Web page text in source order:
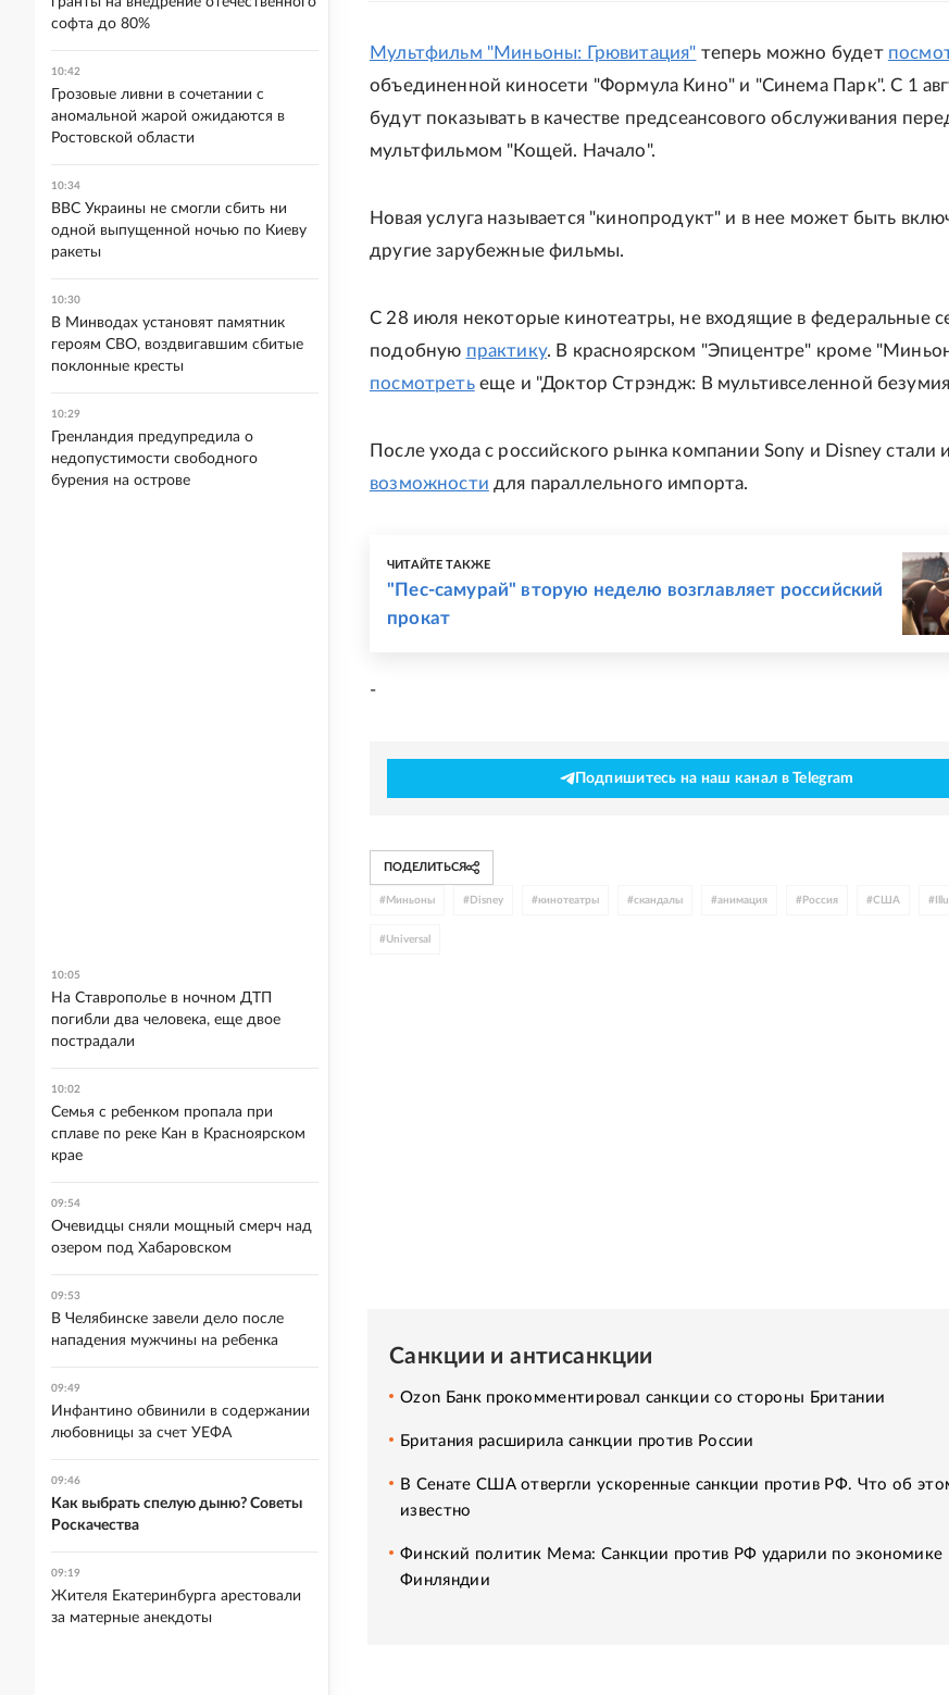
Мультфильм "Миньоны: Грювитация" теперь можно будет
объединенной киносети "Формула Кино" и "Синема Парк". С 1
будут показывать в качестве предсеансового обслуживания
мультфильмом "Кощей. Начало".
Новая услуга называется "кинопродукт" и в нее может быть
другие зарубежные фильмы.
С 28 июля некоторые кинотеатры, не входящие в федеральные
подобную практику. В красноярском "Эпицентре" кроме
посмотретьеще и "Доктор Стрэндж: В мультивселенной
После ухода с российского рынка компании Sony и Disney стали
возможности для параллельного импорта.
ЧИТАЙТЕ ТАКЖЕ
"Пес-самурай" вторую неделю возглавляет российский
прокат
-
Подпишитесь на наш канал в Telegram
ПОДЕЛИТЬСЯ
# Миньоны # Disney #кинотеатры #скандалы #анимация # Россия #США #
# Universal
Санкции и антисанкции
Ozon Банк прокомментировал санкции со стороны Британии
Британия расширила санкции против России
В Сенате США отвергли ускоренные санкции против РФ. Что об
известно
Финский политик Мема: Санкции против РФ ударили по экономике
Финляндии
софта до 80%
10:42
Грозовые ливни в сочетании с
аномальной жарой ожидаются в
Ростовской области
10:34
ВВС Украины не смогли сбить ни
одной выпущенной ночью по Киеву
ракеты
10:30
В Минводах установят памятник
героям СВО, воздвигавшим сбитые
поклонные кресты
10:29
Гренландия предупредила о
недопустимости свободного
бурения на острове
10:05
На Ставрополье в ночном ДТП
погибли два человека, еще двое
пострадали
10:02
Семья с ребенком пропала при
сплаве по реке Кан в Красноярском
крае
09:54
Очевидцы сняли мощный смерч над
озером под Хабаровском
09:53
В Челябинске завели дело после
нападения мужчины на ребенка
09:49
Инфантино обвинили в содержании
любовницы за счет УЕФА
09:46
Как выбрать спелую дыню? Советы
Роскачества
09:19
Жителя Екатеринбурга арестовали
за матерные анекдоты